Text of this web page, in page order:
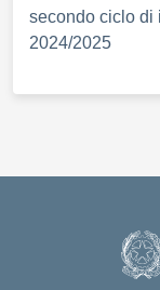
secondo ciclo di
2024/2025